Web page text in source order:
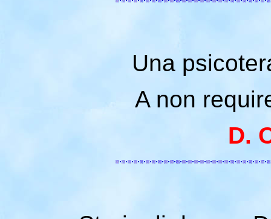
Una
A non
D.